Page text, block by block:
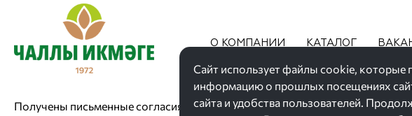
О КОМПАНИИ КАТАЛОГ
Получены письменные согласия сотрудников на размещение их
Сайт использует файлы cookie, которые
информацию о прошлых посещениях
сайта и удобства пользователей.